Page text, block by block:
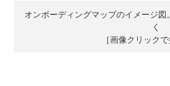
オンボーディングマップのイメージ
く
［画像クリックで